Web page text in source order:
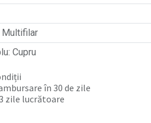
Multifilar
: Cupru
în 30 de zile
zile lucrătoare